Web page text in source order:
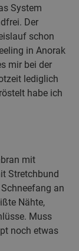
System
Der
schon
in Anorak
mir bei der
lediglich
habe ich
mit
Stretchbund
an
Nähte,
Muss
noch etwas